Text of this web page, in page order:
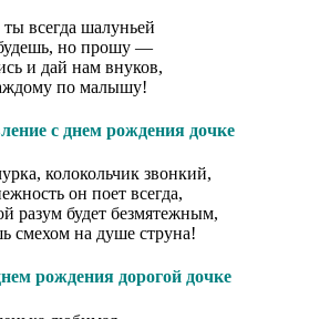
всегда шалуньей
но прошу —
и дай нам внуков,
по малышу!
с днем рождения дочке
колокольчик звонкий,
он поет всегда,
разум будет безмятежным,
смехом на душе струна!
рождения дорогой дочке